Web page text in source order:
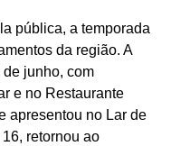
pública, a temporada
da região. A
junho, com
e no Restaurante
apresentou no Lar de
retornou ao